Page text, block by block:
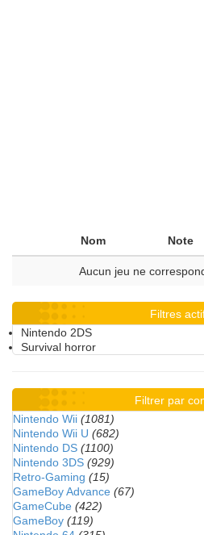
Nom Note
Aucun jeu ne
Filtres
Nintendo 2DS
Survival horror
Filtrer par
Nintendo Wii (1081)
Nintendo Wii U (682)
Nintendo DS (1100)
Nintendo 3DS (929)
Retro-Gaming (15)
GameBoy Advance (67)
GameCube (422)
GameBoy (119)